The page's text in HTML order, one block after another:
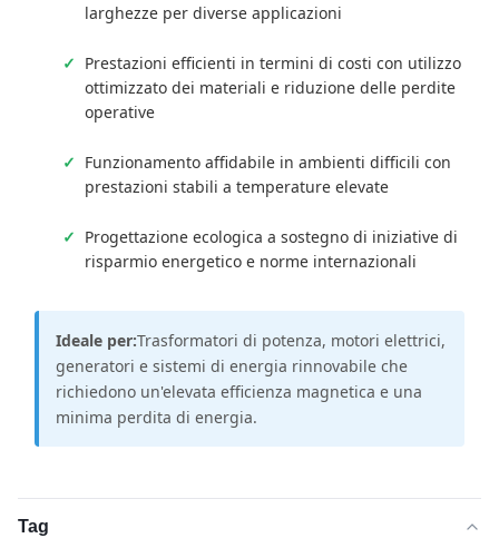
larghezze per diverse applicazioni
Prestazioni efficienti in termini di costi con utilizzo
ottimizzato dei materiali e riduzione delle perdite
operative
Funzionamento affidabile in ambienti difficili con
prestazioni stabili a temperature elevate
Progettazione ecologica a sostegno di iniziative di
risparmio energetico e norme internazionali
Ideale per:Trasformatori di potenza, motori elettrici,
generatori e sistemi di energia rinnovabile che
richiedono un'elevata efficienza magnetica e una
minima perdita di energia.
Tag